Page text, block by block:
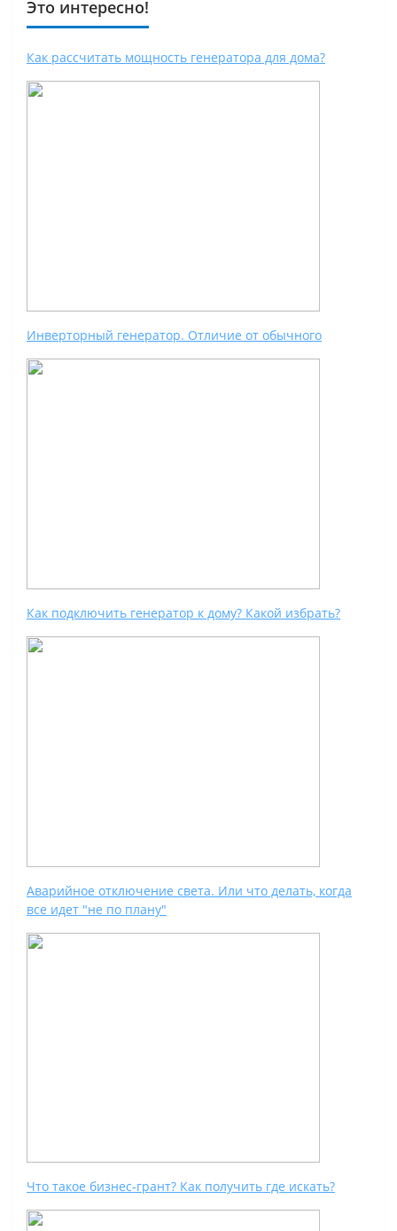
Это интересно!
Как рассчитать мощность генератора для дома?
Инверторный генератор. Отличие от обычного
Как подключить генератор к дому? Какой избрать?
Аварийное отключение света. Или что делать, когда
все идет "не по плану"
Что такое бизнес-грант? Как получить где искать?